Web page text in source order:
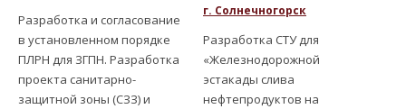
Разработка и согласование
в установленном порядке
ПЛРН для ЗГПН. Разработка
проекта санитарно-
защитной зоны (СЗЗ) и
г. Солнечногорск
Разработка СТУ для
«Железнодорожной
эстакады слива
нефтепродуктов на